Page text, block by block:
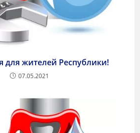
жителей Республики!
07.05.2021